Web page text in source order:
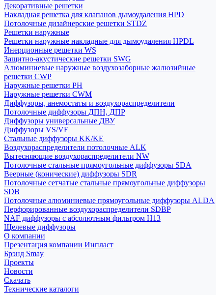
Декоративные решетки
Накладная решетка для клапанов дымоудаления HPD
Потолочные дизайнерские решетки STDZ
Решетки наружные
Решетки наружные накладные для дымоудаления HPDL
Инерционные решетки WS
Защитно-акустические решетки SWG
Алюминиевые наружные воздухозаборные жалюзийные
решетки CWP
Наружные решетки РН
Наружные решетки CWM
Диффузоры, анемостаты и воздухораспределители
Потолочные диффузоры ДПН, ДПР
Диффузоры универсальные ДВУ
Диффузоры VS/VE
Стальные диффузоры KK/KE
Воздухораспределители потолочные ALK
Вытесняющие воздухораспределители NW
Потолочные стальные прямоугольные диффузоры SDA
Веерные (конические) диффузоры SDR
Потолочные сетчатые стальные прямоугольные диффузоры
SDB
Потолочные алюминиевые прямоугольные диффузоры ALDA
Перфорированные воздухораспределители SDBP
NAF диффузоры с абсолютным фильтром Н13
Щелевые диффузоры
О компании
Презентация компании Инпласт
Брэнд Smay
Проекты
Новости
Скачать
Технические каталоги